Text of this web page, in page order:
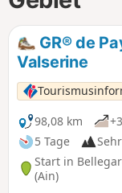
GR® de
Valserine
98,08 km
5 Tage
Start in
(Ain)